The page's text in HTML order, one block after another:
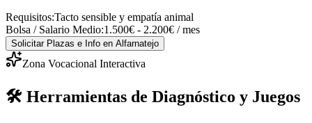
Requisitos:Tacto sensible y empatía animal
Bolsa / Salario Medio:1.500€ - 2.200€ / mes
Solicitar Plazas e Info en Alfarnatejo
Zona Vocacional Interactiva
🛠️ Herramientas de Diagnóstico y Juegos